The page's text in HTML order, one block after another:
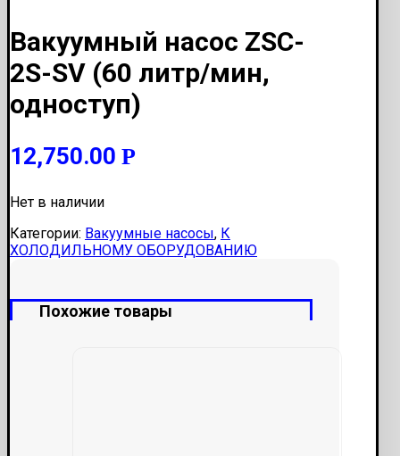
Вакуумный насос ZSC-
2S-SV (60 литр/мин,
одноступ)
12,750.00 Р
Нет в наличии
Категории: Вакуумные насосы, К
ХОЛОДИЛЬНОМУ ОБОРУДОВАНИЮ
Похожие товары